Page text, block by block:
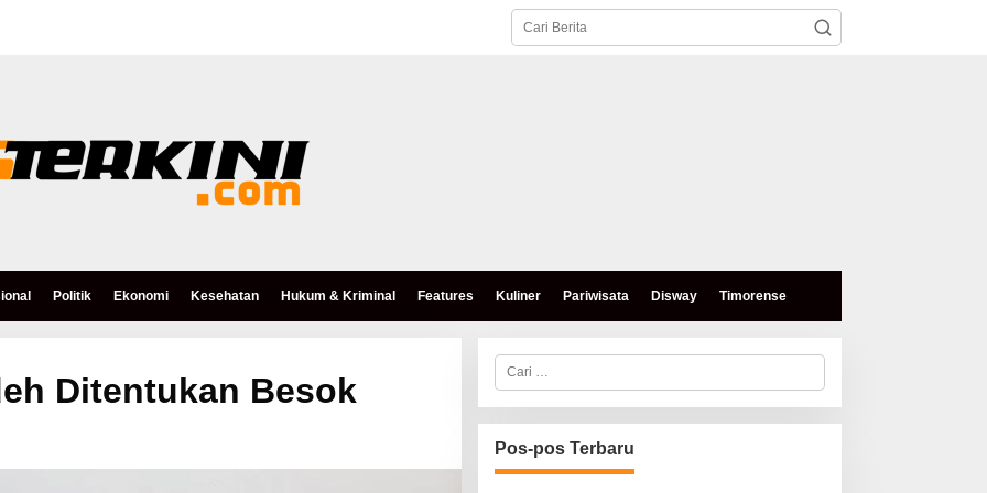
Politik Ekonomi Kesehatan Hukum & Kriminal Features Kuliner Pariwisata Disway Timorense
Ditentukan Besok
C
r
i
u
n
u
Pos-pos Terbaru